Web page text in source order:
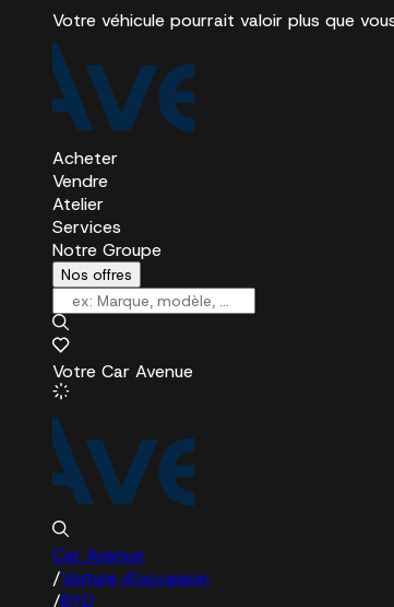
Votre véhicule pourrait valoir plus que
Acheter
Vendre
Atelier
Services
Notre Groupe
Nos offres
Votre Car Avenue
Car Avenue
/Voiture d'occasion
/BYD